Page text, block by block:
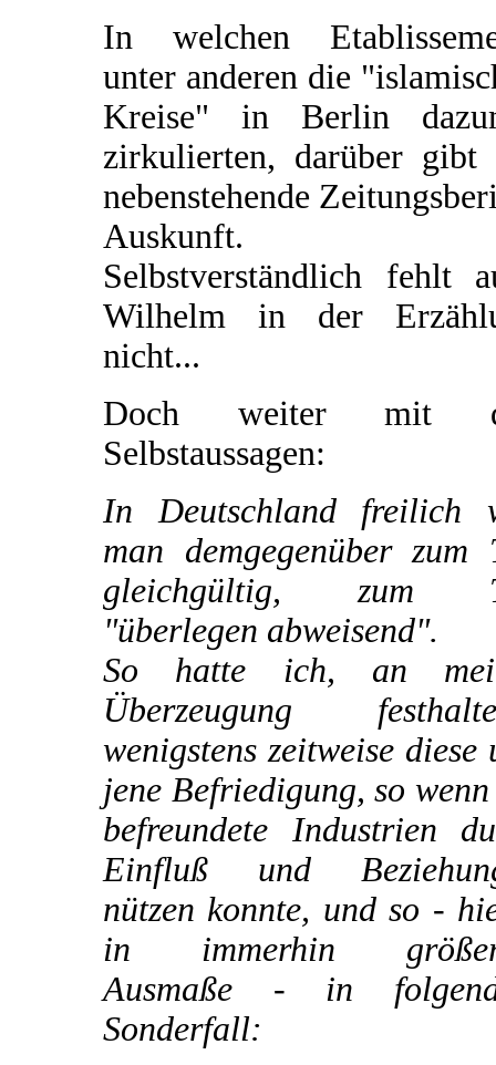
In welchen
unter anderen die
Kreise" in Berlin
zirkulierten, darüber gibt
nebenstehende
Auskunft.
Selbstverständlich fehlt
Wilhelm in der
nicht...
Doch weiter mit
Selbstaussagen:
In Deutschland freilich
man demgegenüber zum
gleichgültig, zum
"überlegen abweisend".
So hatte ich, an
Überzeugung
wenigstens zeitweise diese
jene Befriedigung, so
befreundete Industrien
Einfluß und
nützen konnte, und so -
in immerhin
Ausmaße - in
Sonderfall: